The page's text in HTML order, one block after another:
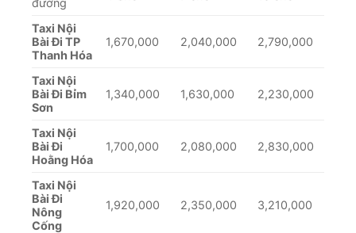
Taxi Nội
Bài Đi TP
Thanh Hóa
1,670,000 2,040,000 2,790,000
Taxi Nội
Bài Đi Bỉm
Sơn
1,340,000 1,630,000 2,230,000
Taxi Nội
Bài Đi
Hoằng Hóa
1,700,000 2,080,000 2,830,000
Taxi Nội
Bài Đi
Nông
Cống
1,920,000 2,350,000 3,210,000